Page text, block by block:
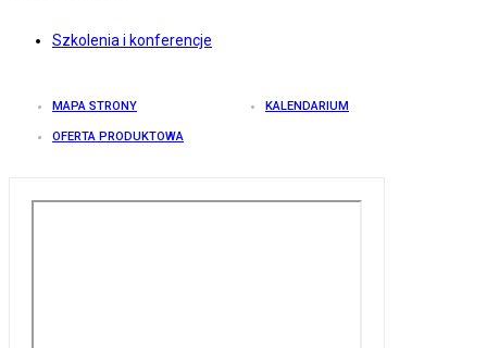
Szkolenia i konferencje
MAPA STRONY KALENDARIUM
OFERTA PRODUKTOWA